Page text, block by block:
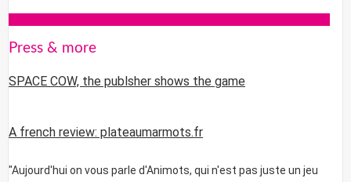
Press & more
SPACE COW, the publsher shows the game
A french review: plateaumarmots.fr
"Aujourd'hui on vous parle d'Animots, qui n'est pas juste un jeu